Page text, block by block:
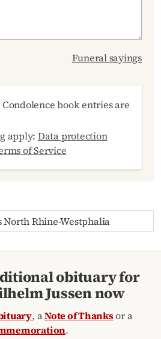
Funeral sayings
Condolence book entries are
apply: Data protection
of Service
North Rhine-Westphalia
obituary for
Jussen now
, aNote of Thanksor a
.